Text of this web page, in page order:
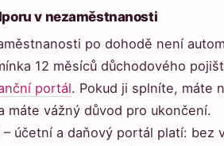
v nezaměstnanosti
po dohodě není
12 měsíců důchodového
portál. Pokud ji splníte, máte
máte vážný důvod pro ukončení.
– účetní a daňový portál platí: